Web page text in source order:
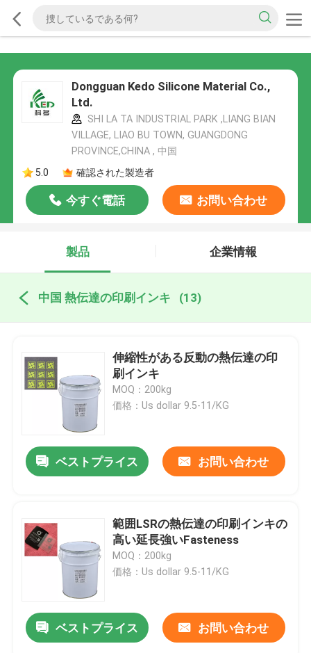
Dongguan Kedo Silicone Material Co.,
Ltd.
SHI LA TA INDUSTRIAL PARK ,LIANG BIAN
VILLAGE, LIAO BU TOWN, GUANGDONG
PROVINCE,CHINA , 中国
5.0
確認された製造者
今すぐ電話 お問い合わせ
製品 企業情報
中国 熱伝達の印刷インキ (13)
伸縮性がある反動の熱伝達の印
刷インキ
MOQ：200kg
価格：Us dollar 9.5-11/KG
ベストプライス お問い合わせ
範囲LSRの熱伝達の印刷インキの
高い延長強いFasteness
MOQ：200kg
価格：Us dollar 9.5-11/KG
ベストプライス お問い合わせ